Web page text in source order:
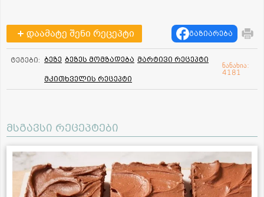
დაამატე შენი რეცეპტი გაზიარება
ტეგები: ბეზე ბეზეს მომზადება მარტივი რეცეპტი
მკითხველის რეცეპტი
ნანახია:
4181
მსგავსი რეცეპტები